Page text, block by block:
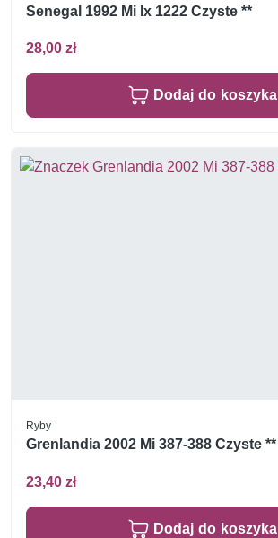
Senegal 1992 Mi lx 1222 Czyste **
28,00 zł
Dodaj do koszyka
Ryby
Grenlandia 2002 Mi 387-388 Czyste **
23,40 zł
Dodaj do koszyka